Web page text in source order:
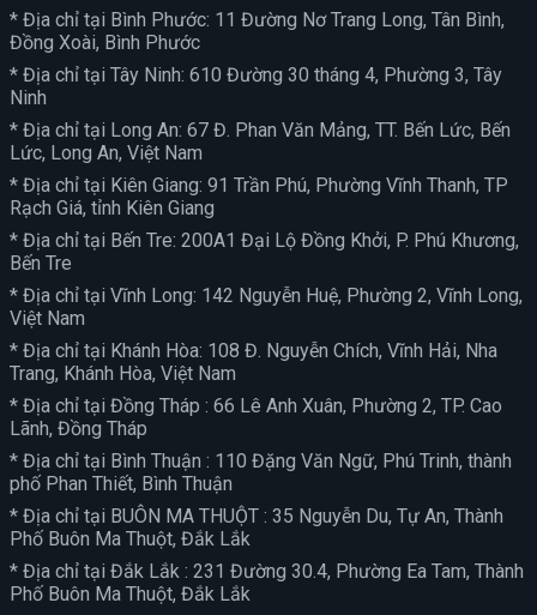
* Địa chỉ tại Bình Phước: 11 Đường Nơ Trang Long, Tân Bình,
Đồng Xoài, Bình Phước
* Địa chỉ tại Tây Ninh: 610 Đường 30 tháng 4, Phường 3, Tây
Ninh
* Địa chỉ tại Long An: 67 Đ. Phan Văn Mảng, TT. Bến Lức, Bến
Lức, Long An, Việt Nam
* Địa chỉ tại Kiên Giang: 91 Trần Phú, Phường Vĩnh Thanh, TP
Rạch Giá, tỉnh Kiên Giang
* Địa chỉ tại Bến Tre: 200A1 Đại Lộ Đồng Khởi, P. Phú Khương,
Bến Tre
* Địa chỉ tại Vĩnh Long: 142 Nguyễn Huệ, Phường 2, Vĩnh Long,
Việt Nam
* Địa chỉ tại Khánh Hòa: 108 Đ. Nguyễn Chích, Vĩnh Hải, Nha
Trang, Khánh Hòa, Việt Nam
* Địa chỉ tại Đồng Tháp : 66 Lê Anh Xuân, Phường 2, TP. Cao
Lãnh, Đồng Tháp
* Địa chỉ tại Bình Thuận : 110 Đặng Văn Ngữ, Phú Trinh, thành
phố Phan Thiết, Bình Thuận
* Địa chỉ tại BUÔN MA THUỘT : 35 Nguyễn Du, Tự An, Thành
Phố Buôn Ma Thuột, Đắk Lắk
* Địa chỉ tại Đắk Lắk : 231 Đường 30.4, Phường Ea Tam, Thành
Phố Buôn Ma Thuột, Đắk Lắk